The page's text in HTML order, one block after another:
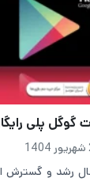
حال رشد و